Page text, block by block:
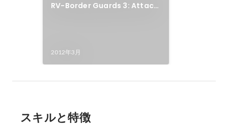
RV-Border Guards 3: Attack
2012年3月
スキルと特徴